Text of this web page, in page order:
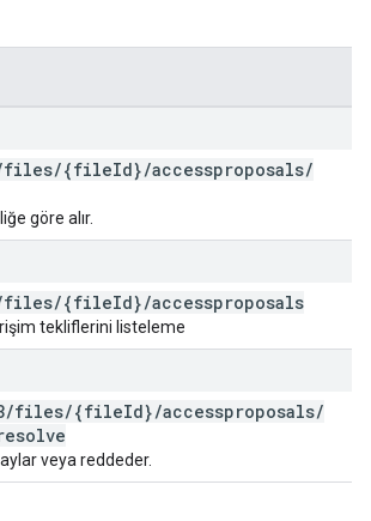
files/{fileId}/accessproposals/
göre alır.
files/{fileId}/accessproposals
tekliflerini listeleme
/files/{fileId}/accessproposals/
veya reddeder.